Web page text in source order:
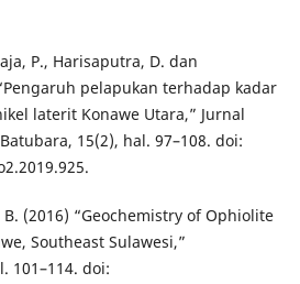
P., Harisaputra, D. dan
pelapukan terhadap kadar
laterit Konawe Utara,” Jurnal
15(2), hal. 97–108. doi:
(2016) “Geochemistry of Ophiolite
Southeast Sulawesi,”
101–114. doi: